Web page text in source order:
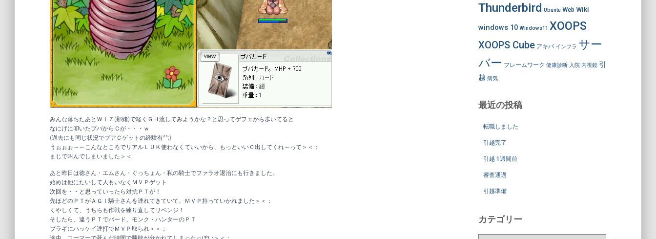
みんな落ちたあとＷＩＺ(那緒)で軽くＧＨ流してみようかな？と思ってゲフェから歩いてると
なにげに叩いたプパからＣが・・・ｗ
(過去にも同じ状況でプアＣゲットの経験有^^;)
うぉぉぉ～～こんなところでリアルＬＵＫ使わなくていいから、もっといいＣ出してくれ～って＞＜；
まじで叫んでしまいました＞＜
あと昨日は徳さん・エムさん・ぐっちょん・私の騎士でファラオ退治にも行きました。
始めは他にたいして人もいなくＭＶＰゲット
次回を・・と思っていったら対抗ＰＴが！
先ほどのＰＴがＡＧＩ騎士さんを連れてきていて、ＭＶＰ持っていかれました＞＜；
くやしくて、うちらも作戦を練り直してリベンジ！
そしたら、違うＰＴでバード、モンク・ハンターのＰＴ
ブラギにハッケイ連打でＭＶＰ取られ＞＜；
Thunderbird Ubuntu Web Wiki
windows 10 Windows11 XOOPS
XOOPS Cube アキバ インフラ サー
バー フレームワーク 健康診断 入院 内視鏡 引
越 病気
最近の投稿
転職しました
引越完了
引越 1週間前
審査通過
引越準備
カテゴリー